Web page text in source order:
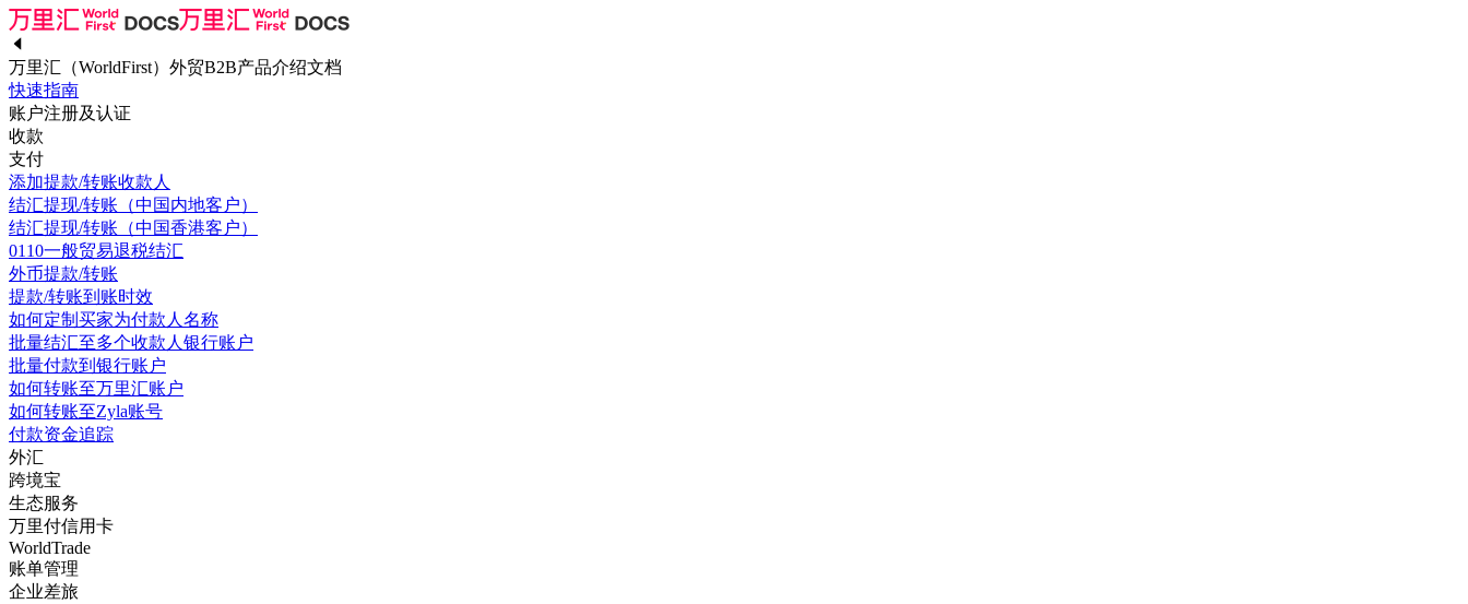
万里汇（WorldFirst）外贸B2B产品介绍文档
快速指南
账户注册及认证
收款
支付
添加提款/转账收款人
结汇提现/转账（中国内地客户）
结汇提现/转账（中国香港客户）
0110一般贸易退税结汇
外币提款/转账
提款/转账到账时效
如何定制买家为付款人名称
批量结汇至多个收款人银行账户
批量付款到银行账户
如何转账至万里汇账户
如何转账至Zyla账号
付款资金追踪
外汇
跨境宝
生态服务
万里付信用卡
WorldTrade
账单管理
企业差旅